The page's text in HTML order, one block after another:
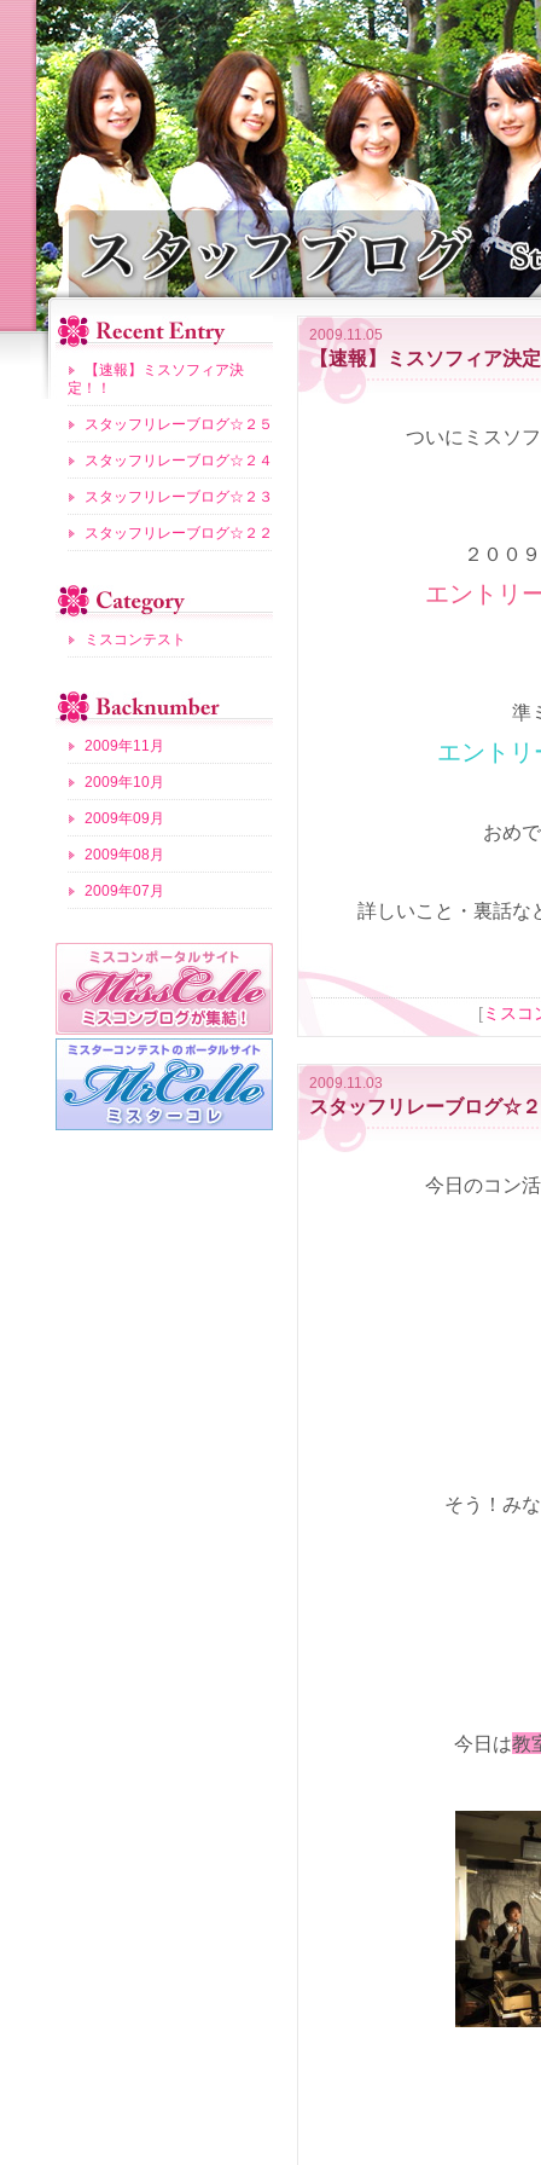
2009.11.05
【速報】ミスソフィア決
ついにミスソ
２００
エントリ
準
エント
おめ
詳しいこと・裏話
[ ミスコ
2009.11.03
スタッフリレーブログ☆
今日のコン
そう！み
今日は教
【速報】ミスソフィア決
定！！
スタッフリレーブログ☆２５
スタッフリレーブログ☆２４
スタッフリレーブログ☆２３
スタッフリレーブログ☆２２
ミスコンテスト
2009年11月
2009年10月
2009年09月
2009年08月
2009年07月